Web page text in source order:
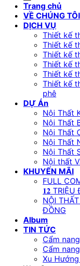
Trang chủ
VỀ CHÚNG TÔI
DỊCH VỤ
Thiết kế
Thiết kế
Thiết kế
Thiết kế
Thiết kế
Thiết kế
phê
DỰ Án
Nội Thất
Nội Thất
Nội Thất
Nội Thất
Nội Thất
Nội thất
KHUYẾN MÃI
FULL
𝟏𝟐 TRIỆU
NỘI
ĐỒNG
Album
TIN TỨC
Cẩm
Cẩm
Xu